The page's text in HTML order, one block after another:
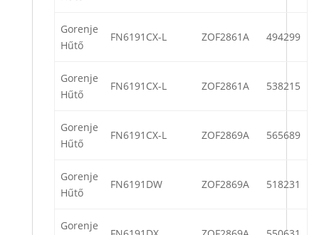
Gorenje
Hűtő
FN6191CX-L ZOF2861A 494299
Gorenje
Hűtő
FN6191CX-L ZOF2861A 538215
Gorenje
Hűtő
FN6191CX-L ZOF2869A 565689
Gorenje
Hűtő
FN6191DW ZOF2869A 518231
Gorenje